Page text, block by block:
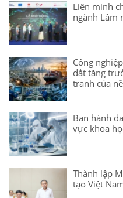
Liên minh
ngành Lâm
Công
dắt tăng
tranh của
Ban hành
vực khoa
Thành lập
tạo Việt